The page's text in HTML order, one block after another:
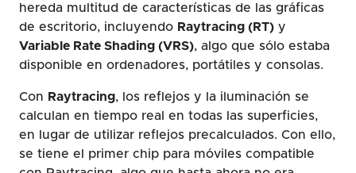
hereda multitud de características de las gráficas
de escritorio, incluyendo Raytracing (RT) y
Variable Rate Shading (VRS), algo que sólo estaba
disponible en ordenadores, portátiles y consolas.
Con Raytracing, los reflejos y la iluminación se
calculan en tiempo real en todas las superficies,
en lugar de utilizar reflejos precalculados. Con ello,
se tiene el primer chip para móviles compatible